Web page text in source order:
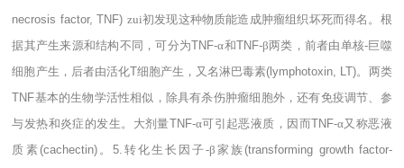
necrosis factor, TNF) zui初发现这种物质能造成肿瘤组织坏死而得名。根
据其产生来源和结构不同，可分为TNF-α和TNF-β两类，前者由单核-巨噬
细胞产生，后者由活化T细胞产生，又名淋巴毒素(lymphotoxin, LT)。两类
TNF基本的生物学活性相似，除具有杀伤肿瘤细胞外，还有免疫调节、参
与发热和炎症的发生。大剂量TNF-α可引起恶液质，因而TNF-α又称恶液
质素 (cachectin)。 5. 转化生长因子-β家族 (transforming growth factor-